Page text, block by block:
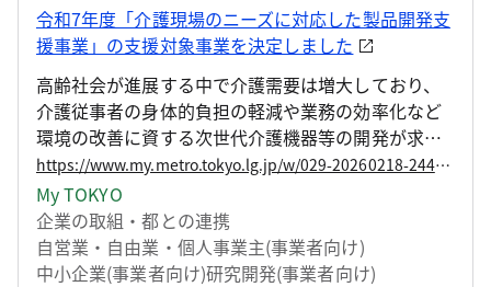
令和7年度「介護現場のニーズに対応した製品開発支
援事業」の支援対象事業を決定しました
高齢社会が進展する中で介護需要は増大しており、
介護従事者の身体的負担の軽減や業務の効率化など
環境の改善に資する次世代介護機器等の開発が求め
られています。 こうした背景をふまえ、介護従事者
のニーズに応えるとともに中小企業の成長を促進す
るため、東京都及び（公財）東京都中小企業振興公
社は、令和6年度から都内の中小企業者等が介護現場
のニーズに対応した次世代介護機器等の開発・改良
https://www.my.metro.tokyo.lg.jp/w/029-20260218-244118056
My TOKYO
企業の取組・都との連携
自営業・自由業・個人事業主(事業者向け)
中小企業(事業者向け)研究開発(事業者向け)